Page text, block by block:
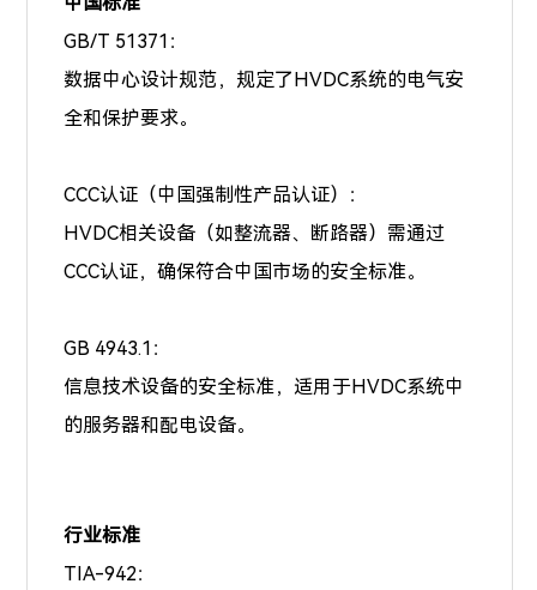
GB/T 51371：
数据中心设计规范，规定了HVDC系统的电气安
全和保护要求。
CCC认证（中国强制性产品认证）：
HVDC相关设备（如整流器、断路器）需通过
CCC认证，确保符合中国市场的安全标准。
GB 4943.1：
信息技术设备的安全标准，适用于HVDC系统中
的服务器和配电设备。
行业标准
TIA-942：